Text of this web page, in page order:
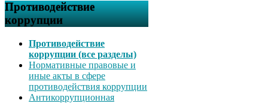
Противодействие
коррупции
Противодействие
коррупции (все разделы)
Нормативные правовые и
иные акты в сфере
противодействия коррупции
Антикоррупционная